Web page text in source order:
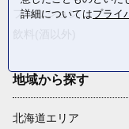
ファッション
地域から探す
北海道エリア
詳細についてはプライ